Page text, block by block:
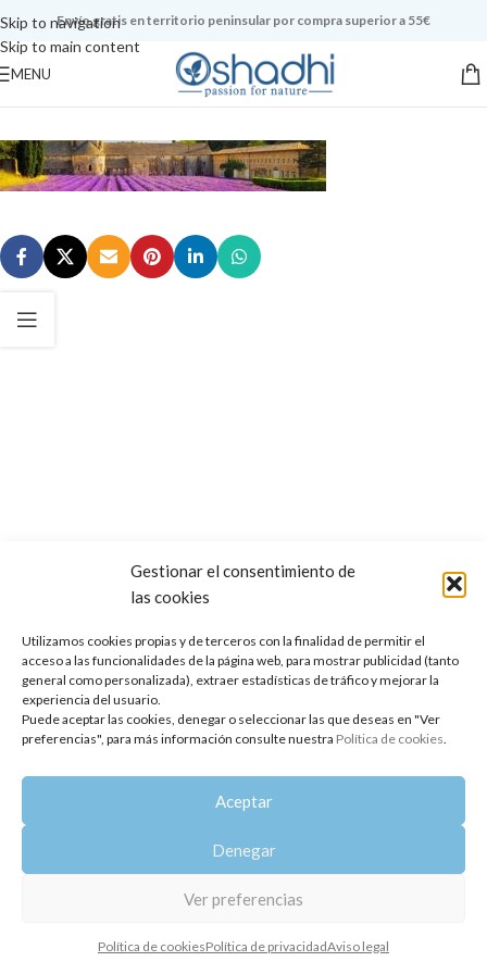
Gestionar el consentimiento de
las cookies
Utilizamos cookies propias y de terceros con la finalidad de permitir el
acceso a las funcionalidades de la página web, para mostrar publicidad (tanto
general como personalizada), extraer estadísticas de tráfico y mejorar la
experiencia del usuario.
Puede aceptar las cookies, denegar o seleccionar las que deseas en "Ver
preferencias", para más información consulte nuestra Política de cookies.
Aceptar
Denegar
Ver preferencias
Política de cookiesPolítica de privacidadAviso legal
Skip to navigation
Skip to main content
Envío gratis en territorio peninsular por compra superior a 55€
MENU
Copyright 2014-2025
Política de privacidad Aviso legal | Política de cookies